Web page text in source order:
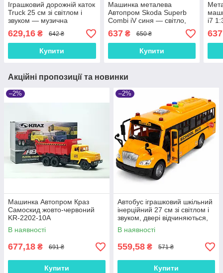
Іграшковий дорожній каток
Truck 25 см зі світлом і
звуком — музична
спецтехніка з інерційним
механізмом, арт. 584-5
629,16 ₴ 642 ₴
Купити
Машинка металева
Автопром Skoda Superb
Combi iV синя — світло,
637₴ 650 ₴
Купити
i7
637
Акційні пропозиції та новинки
–2%
Машинка Автопром Краз
Самоскид жовто-червоний
KR-2202-10A
В наявності
677,18 ₴ 691 ₴
Купити
–2%
Автобус іграшковий шкільний
інерційний 27 см зі світлом і
звуком, двері відчиняються,
гумові колеса, RJ5506
В наявності
559,58 ₴ 571 ₴
Купити